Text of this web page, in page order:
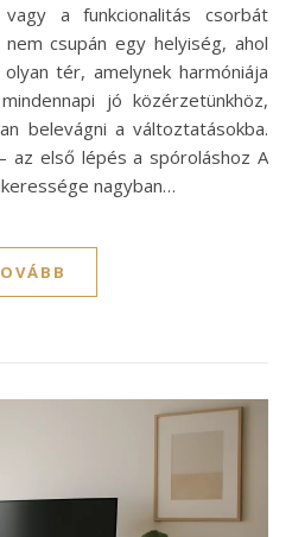
a funkcionalitás csorbát
csupán egy helyiség, ahol
tér, amelynek harmóniája
jó közérzetünkhöz,
belevágni a változtatásokba.
az első lépés a spóroláshoz A
nagyban…